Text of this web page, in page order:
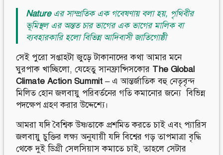
Natureএর সাম্প্রতিক এক গবেষণায় বলা হয়, পৃথিবীর
ভূমিস্থল এর অন্তত চার ভাগের এক ভাগের মালিক বা
ব্যবহারকারি হলো বিভিন্ন আদিবাসী জাতিগোষ্ঠী
সেই পুরো সপ্তাহটা জুড়ে টাকানাদের কথা আমার মনে
ঘুরপাক খাচ্ছিলো, যেহেতু সানফ্রান্সিসকোর The Global
Climate Action Summit – এ আন্তর্জাতিক বহু নেতৃবৃন্দ
মিলিত হোন জলবায়ু পরিবর্তনের গতি কমানোর জন্যে বিভিন্ন
পদক্ষেপ গ্রহণ করার উদ্দেশ্যে।
আমরা যদি বৈশ্বিক উষ্ণতাকে প্রশমিত করতে চাই এবং প্যারিস
জলবায়ু চুক্তির লক্ষ্য অনুযায়ী যদি বিশ্বের গড় তাপমাত্রা বৃদ্ধি
থেকে দুই ডিগ্রী সেলসিয়াস কমাতে চাই, তাহলে সেটার